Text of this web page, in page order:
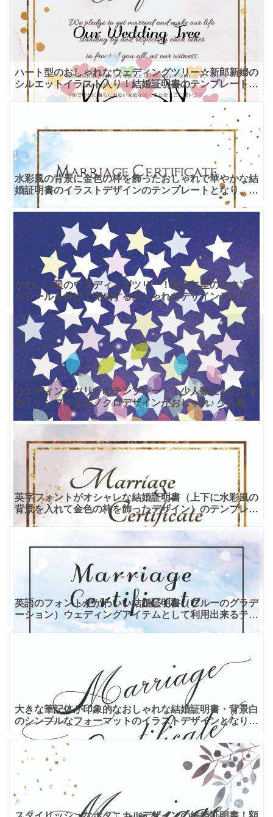
ハート型のおしゃれなウェディングツリー☆新郎新婦の
シルエットイラスト入り！結婚証明書のテンプレート
新郎新婦のシルエットのイラストが素敵なモノクロデザ
水彩風の背景に金色の枠を飾ったおしゃれで華やかな結
婚証明書のイラストデザインのテンプレートとなり、爽
やかな印象の水彩風の背景に、金色のフレームが付い
た、爽やかさ
かわいい星のウエディングツリー！夜空に星のスタンプ
やシールを付けて完成するおしゃれなデザインテンプレ
ート 夜空に浮かぶような幻想的な背景の入った、おし
ゃれなデザ
ウエディングツリーのテンプレート！少人数にもおすす
め！シンプルなモノクロデザインがおしゃれ♪ 少人数な
ど人数の増減がしやすく、アレンジ自在で楽しめるウエ
ディング
英字フォントがオシャレな結婚証明書（上下に水彩風の
背景を入れて金色の枠を飾ったデザイン）のテンプレー
トとなり、ブルーグレーのぼかし入り背景に、ゴールド
英語のフォントがかわいい結婚証明書（ブルーのグラデ
ーション）ウェディングアイテムとして利用出来るテン
プレートとなります。全体にブルーのグラデーションが
大きな筆記体が印象的なおしゃれな結婚証明書・背景白
のシンプルなフォーマットのイラストデザインとなりま
す。シンプルなフォーマットで、背景が無地のため、ご
自身でイラ